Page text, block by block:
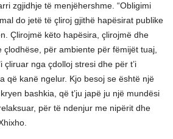
zgjidhje të menjëhershme. “Obligimi
do jetë të çliroj gjithë hapësirat publike
Çlirojmë këto hapësira, çlirojmë dhe
për ambiente për fëmijët tuaj,
çliruar nga çdolloj stresi dhe për t’i
që kanë ngelur. Kjo besoj se është një
bashkia, që t’ju japë ju një mundësi
për të ndenjur me nipërit dhe